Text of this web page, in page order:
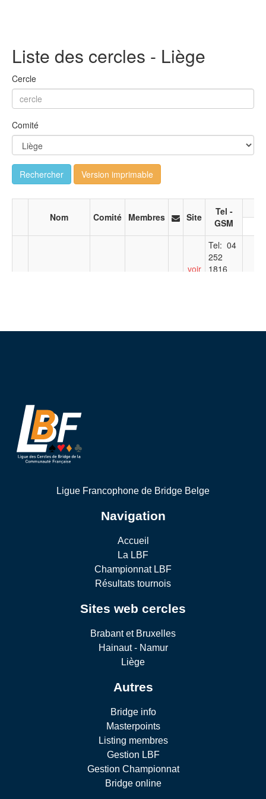
Ligue Francophone de Bridge Belge
Navigation
Accueil
La LBF
Championnat LBF
Résultats tournois
Sites web cercles
Brabant et Bruxelles
Hainaut - Namur
Liège
Autres
Bridge info
Masterpoints
Listing membres
Gestion LBF
Gestion Championnat
Bridge online